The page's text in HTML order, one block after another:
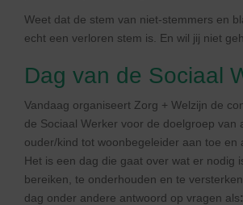
Weet dat de stem van niet-stemmers en
echt een verloren stem is. En wil jij niet
Dag van de Sociaal
Vandaag organiseert Zorg + Welzijn de
de Sociaal Werker voor de doelgroep van
ouder/kind tot woonbegeleider aan toe en
Het is een dag die gaat over wat er nodig
bereiken, te onderhouden en te
dag onder andere antwoord op vragen als: